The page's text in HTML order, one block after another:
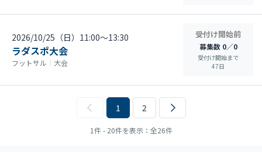
2026/10/25（日）11:00〜13:30
ラダスポ大会
フットサル ｜ 大会
受付け開始前
募集数 0／0
受付け開始まで
47日
1 2
1件 - 20件を表示：全26件